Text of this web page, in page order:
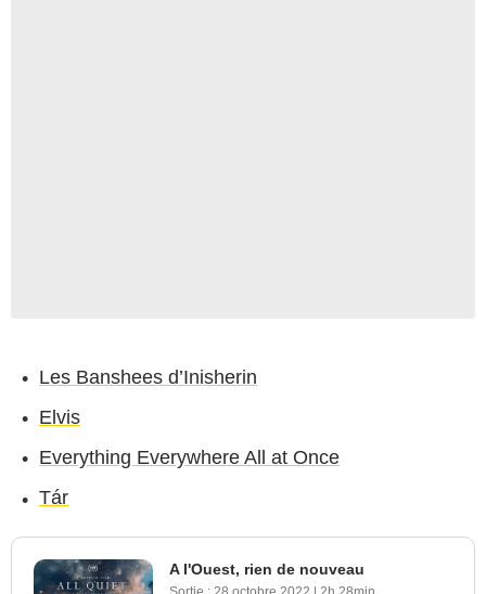
Les Banshees d’Inisherin
Elvis
Everything Everywhere All at Once
Tár
A l'Ouest, rien de nouveau